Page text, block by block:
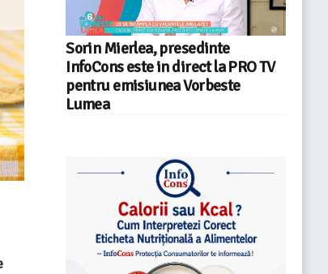
Sorin Mierlea, presedinte
InfoCons este in direct la PRO TV
pentru emisiunea Vorbeste
Lumea